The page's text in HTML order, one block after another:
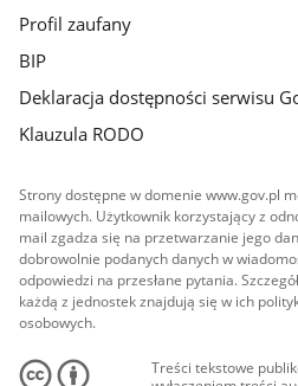
Profil zaufany
BIP
Deklaracja dostępności serwisu
Klauzula RODO
Strony dostępne w domenie www.gov.pl
mailowych. Użytkownik korzystający z
mail zgadza się na przetwarzanie jego
dobrowolnie podanych danych w
odpowiedzi na przesłane pytania.
każdą z jednostek znajdują się w ich
osobowych.
Treści tekstowe